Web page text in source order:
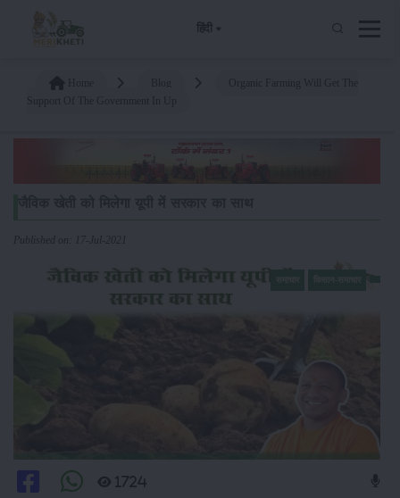
हिंदी
Published on: 17-Jul-2021
1724